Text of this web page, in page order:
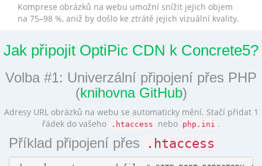
Komprese obrázků na webu umožní snížit jejich objem
na 75–98 %, aniž by došlo ke ztrátě jejich vizuální kvality.
Jak připojit OptiPic CDN k Concrete5?
Volba #1: Univerzální připojení přes PHP
(knihovna GitHub)
Adresy URL obrázků na webu se automaticky mění. Stačí přidat 1
řádek do vašeho
.htaccess nebo php.ini .
Příklad připojení přes .htaccess